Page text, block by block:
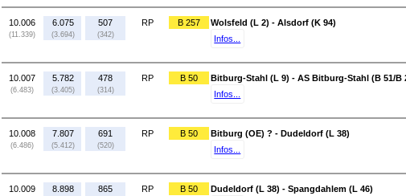
10.006
(11.339)
6.075
(3.694)
507
(342)
RP B 257
Wolsfeld (L 2) - Alsdorf (K 94)
Infos...
10.007
(6.483)
5.782
(3.405)
478
(314)
RP B 50
Bitburg-Stahl (L 9) - AS Bitburg-Stahl (B 51/B
Infos...
10.008
(6.486)
7.807
(5.412)
691
(520)
RP B 50
Bitburg (OE) ? - Dudeldorf (L 38)
Infos...
10.009 8.898 865 RP B 50
Dudeldorf (L 38) - Spangdahlem (L 46)